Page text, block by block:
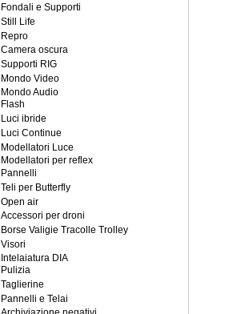
Fondali e Supporti
Still Life
Repro
Camera oscura
Supporti RIG
Mondo Video
Mondo Audio
Flash
Luci ibride
Luci Continue
Modellatori Luce
Modellatori per reflex
Pannelli
Teli per Butterfly
Open air
Accessori per droni
Borse Valigie Tracolle Trolley
Visori
Intelaiatura DIA
Pulizia
Taglierine
Pannelli e Telai